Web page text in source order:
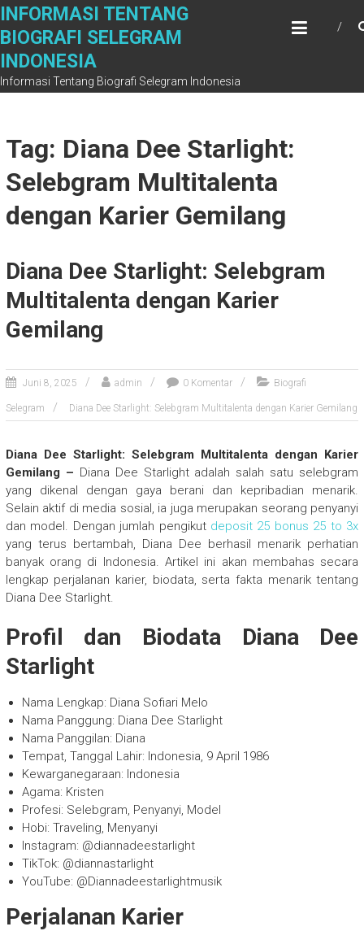
Skip
content
INFORMASI TENTANG
BIOGRAFI SELEGRAM
INDONESIA
Informasi Tentang Biografi Selegram Indonesia
Tag: Diana Dee Starlight:
Selebgram Multitalenta
dengan Karier Gemilang
Diana Dee Starlight: Selebgram
Multitalenta dengan Karier
Gemilang
Juni 8, 2025 admin 0 Komentar Biografi
Selegram Diana Dee Starlight: Selebgram Multitalenta dengan Karier Gemilang
Diana Dee Starlight: Selebgram Multitalenta dengan Karier
Gemilang – Diana Dee Starlight adalah salah satu selebgram
yang dikenal dengan gaya berani dan kepribadian menarik.
Selain aktif di media sosial, ia juga merupakan seorang penyanyi
dan model. Dengan jumlah pengikut deposit 25 bonus 25 to 3x
yang terus bertambah, Diana Dee berhasil menarik perhatian
banyak orang di Indonesia. Artikel ini akan membahas secara
lengkap perjalanan karier, biodata, serta fakta menarik tentang
Diana Dee Starlight.
Profil dan Biodata Diana Dee
Starlight
Nama Lengkap: Diana Sofiari Melo
Nama Panggung: Diana Dee Starlight
Nama Panggilan: Diana
Tempat, Tanggal Lahir: Indonesia, 9 April 1986
Kewarganegaraan: Indonesia
Agama: Kristen
Profesi: Selebgram, Penyanyi, Model
Hobi: Traveling, Menyanyi
Instagram: @diannadeestarlight
TikTok: @diannastarlight
YouTube: @Diannadeestarlightmusik
Perjalanan Karier